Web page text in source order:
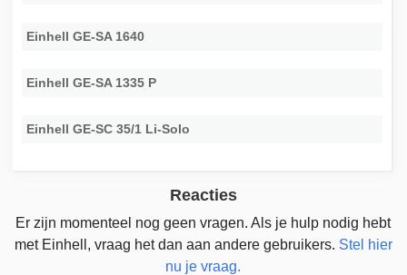
Einhell GE-SA 1640
Einhell GE-SA 1335 P
Einhell GE-SC 35/1 Li-Solo
Reacties
Er zijn momenteel nog geen vragen. Als je hulp nodig hebt
met Einhell, vraag het dan aan andere gebruikers. Stel hier
nu je vraag.